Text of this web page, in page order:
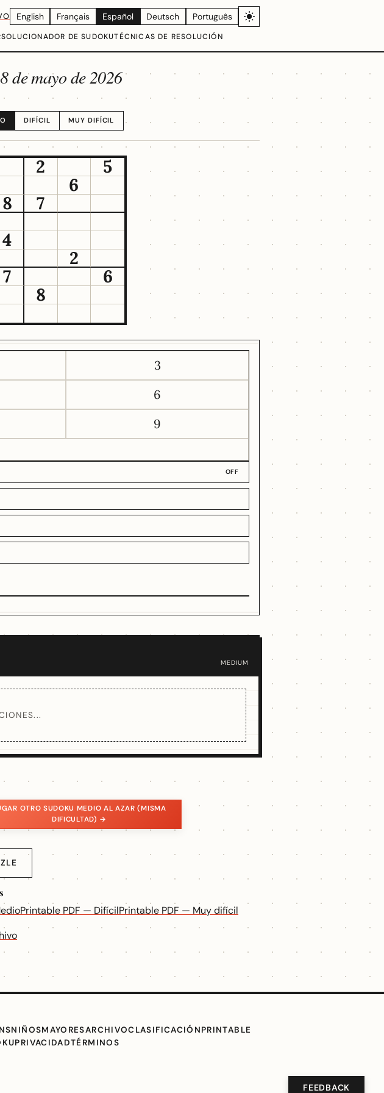
English Français Español Deutsch Português
SOLUCIONADOR DE SUDOKUTÉCNICAS DE RESOLUCIÓN
de mayo de 2026
DIFÍCIL MUY DIFÍCIL
2
5
6
8
7
4
2
7
6
8
3
6
9
OFF
MEDIUM
OTRO SUDOKU MEDIO AL AZAR (MISMA
DIFICULTAD) →
Printable PDF — DifícilPrintable PDF — Muy difícil
NIÑOSMAYORESARCHIVOCLASIFICACIÓNPRINTABLE
PRIVACIDADTÉRMINOS
FEEDBACK